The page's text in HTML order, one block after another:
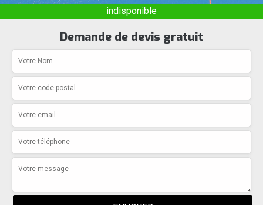
indisponible
Demande de devis gratuit